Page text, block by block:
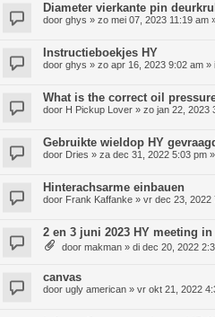
Diameter vierkante pin
door ghys » zo mei 07, 2023 11:19 am
Instructieboekjes HY
door ghys » zo apr 16, 2023 9:02 am »
What is the correct oil
door H Pickup Lover » zo jan 22, 2023
Gebruikte wieldop HY
door Dries » za dec 31, 2022 5:03 pm
Hinterachsarme einbauen
door Frank Kaffanke » vr dec 23, 2022
2 en 3 juni 2023 HY meeting
door makman » di dec 20, 2022
canvas
door ugly american » vr okt 21, 2022